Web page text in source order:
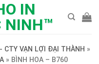
CTY VẠN LỢI ĐẠI THÀNH »
» BÌNH HOA – B760